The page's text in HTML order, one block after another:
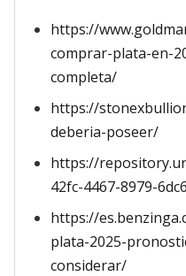
https://
comprar-plata-en-
completa/
https://
deberia-poseer/
https://
42fc-4467-8979-
https://
plata-2025-
considerar/